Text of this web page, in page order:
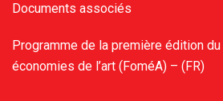
Documents associés
Programme de la première édition
économies de l’art (FoméA) – (FR)